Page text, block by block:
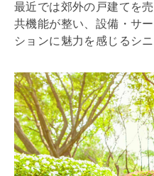
最近では郊外の戸建てを
共機能が整い、設備・サ
ションに魅力を感じるシ